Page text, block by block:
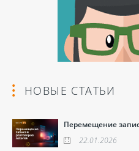
НОВЫЕ СТАТЬИ
Перемещение
22.01.2026